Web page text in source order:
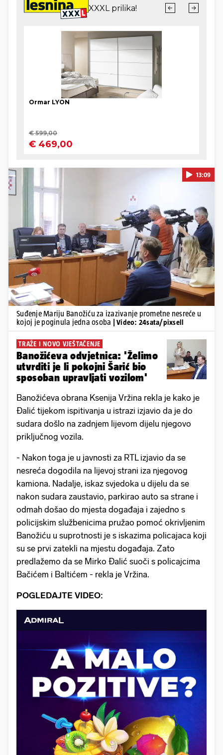
Pokretanje videa...
13:09
Suđenje Mariju Banožiću za izazivanje prometne nesreće u
kojoj je poginula jedna osoba
| Video: 24sata/pixsell
TRAŽE I NOVO VJEŠTAČENJE
Banožićeva odvjetnica: 'Želimo
utvrditi je li pokojni Šarić bio
sposoban upravljati vozilom'
Banožićeva obrana Ksenija Vržina rekla je kako je
Đalić tijekom ispitivanja u istrazi izjavio da je do
sudara došlo na zadnjem lijevom dijelu njegovo
priključnog vozila.
- Nakon toga je u javnosti za RTL izjavio da se
nesreća dogodila na lijevoj strani iza njegovog
kamiona. Nadalje, iskaz svjedoka u dijelu da se
nakon sudara zaustavio, parkirao auto sa strane i
odmah došao do mjesta događaja i zajedno s
policijskim službenicima pružao pomoć okrivljenim
Banožiću u suprotnosti je s iskazima policajaca koji
su se prvi zatekli na mjestu događaja. Zato
predlažemo da se Mirko Đalić suoči s policajcima
Bačićem i Baltićem - rekla je Vržina.
POGLEDAJTE VIDEO: